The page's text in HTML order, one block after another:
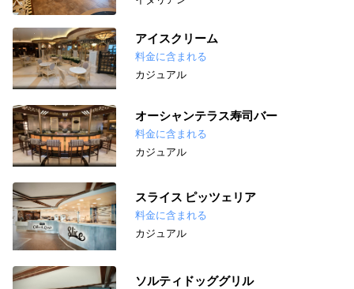
アイスクリーム
料金に含まれる
カジュアル
オーシャンテラス寿司バー
料金に含まれる
カジュアル
スライス ピッツェリア
料金に含まれる
カジュアル
ソルティドッググリル